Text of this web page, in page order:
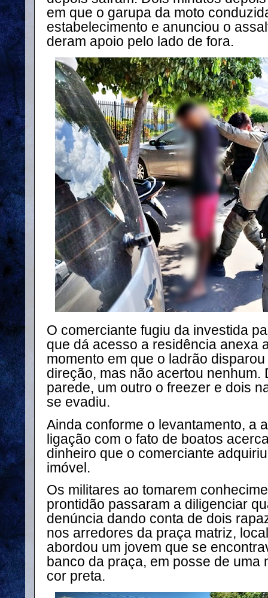
em que o garupa da moto
estabelecimento e anunciou o
deram apoio pelo lado de fora.
O comerciante fugiu da investida
que dá acesso a residência anexa
momento em que o ladrão
direção, mas não acertou nenhum.
parede, um outro o freezer e dois
se evadiu.
Ainda conforme o levantamento, a
ligação com o fato de boatos
dinheiro que o comerciante
imóvel.
Os militares ao tomarem
prontidão passaram a diligenciar
denúncia dando conta de dois
nos arredores da praça matriz,
abordou um jovem que se
banco da praça, em posse de uma
cor preta.